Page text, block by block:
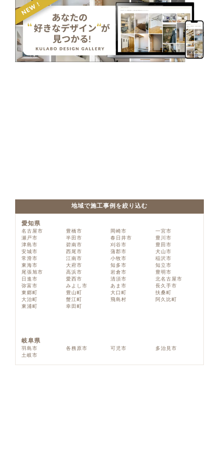
地域で施工事例を絞り込む
愛知県
名古屋市 豊橋市 岡崎市
一宮市
瀬戸市
半田市 春日井市
豊川市
津島市
碧南市 刈谷市
豊田市
安城市
西尾市 蒲郡市
犬山市
常滑市
江南市 小牧市
稲沢市
東海市
大府市 知多市
知立市
尾張旭市
高浜市 岩倉市
豊明市
日進市
愛西市 清須市
北名古屋市
弥富市
みよし市 あま市
長久手市
東郷町
豊山町 大口町
扶桑町
大治町
蟹江町 飛島村
阿久比町
東浦町
幸田町
岐阜県
羽島市 各務原市 可児市
多治見市
土岐市